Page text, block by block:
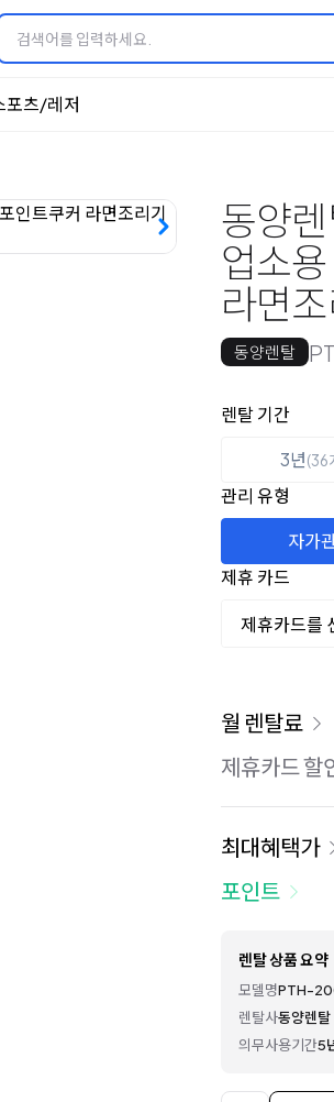
포츠/레저
동양
업소
라면
동양렌탈
옵션 선택
렌탈 선택
렌탈 기간
3년(36
관리 유형
자가
제휴 카드
제휴카드를
이용 요금
월 렌탈료
제휴카드 할
최대혜택가
포인트
렌탈 상품 요약
모델명PTH-
렌탈사동양렌탈
의무사용기간5